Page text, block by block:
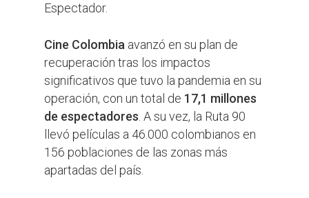
Espectador.
Cine Colombia avanzó en su plan de
recuperación tras los impactos
significativos que tuvo la pandemia en su
operación, con un total de 17,1 millones
de espectadores. A su vez, la Ruta 90
llevó películas a 46.000 colombianos en
156 poblaciones de las zonas más
apartadas del país.